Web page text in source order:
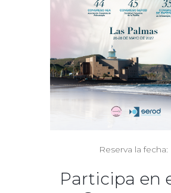
Reserva la fecha:
Participa en